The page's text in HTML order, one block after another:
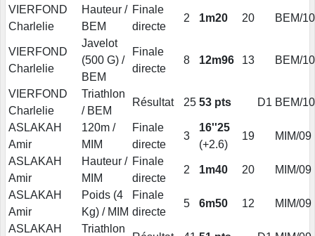
VIERFOND
Charlelie
Hauteur /
BEM
Finale
directe
2 1m20 20 BEM/10
VIERFOND
Charlelie
Javelot
(500 G) /
BEM
Finale
directe
8 12m96 13 BEM/10
VIERFOND
Charlelie
Triathlon
/ BEM
Résultat 25 53 pts D1 BEM/10
ASLAKAH
Amir
120m /
MIM
Finale
directe
3
16''25
(+2.6)
19 MIM/09
ASLAKAH
Amir
Hauteur /
MIM
Finale
directe
2 1m40 20 MIM/09
ASLAKAH
Amir
Poids (4
Kg) / MIM
Finale
directe
5 6m50 12 MIM/09
ASLAKAH
Triathlon